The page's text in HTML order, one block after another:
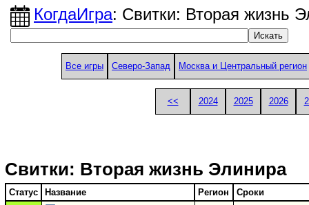
КогдаИгра: Свитки: Вторая жизнь
Все игры Северо-Запад Москва и Центральный регион
<< 2024 2025 2026
Свитки: Вторая жизнь Элинира
Статус Название Регион Сроки